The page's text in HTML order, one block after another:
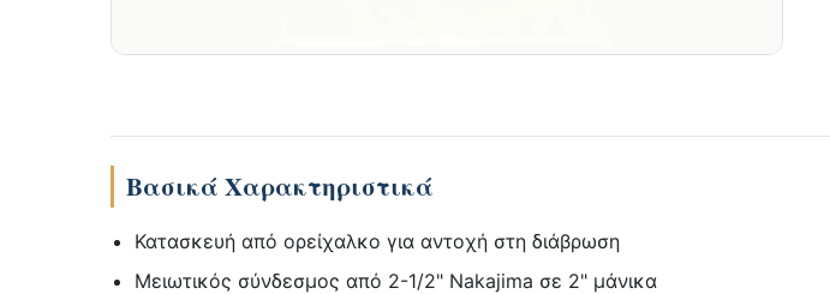
Βασικά Χαρακτηριστικά
Κατασκευή από ορείχαλκο για αντοχή στη διάβρωση
Μειωτικός σύνδεσμος από 2-1/2" Nakajima σε 2" μάνικα